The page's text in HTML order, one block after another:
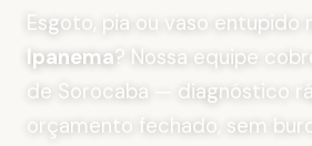
Esgoto, pia ou vaso entupido
Ipanema? Nossa equipe
de Sorocaba — diagnóstico
orçamento fechado, sem